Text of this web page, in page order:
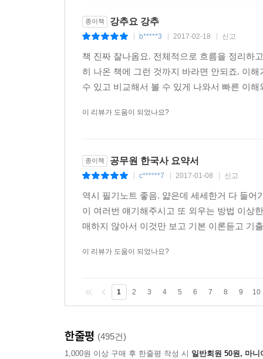
종이책 강추요 강추
b*****3 2017-02-18 신고
책 진짜 잘나옴요. 전체적으로 흐름을 정리하
히 나온 책에 그런 것까지 바라면 안되죠. 이
수 있고 비교해서 볼 수 있게 나와서 빠른 이
이 리뷰가 도움이 되었나요?
종이책 공무원 한국사 요약서
c******7 2017-01-08 신고
역시 필기노트 좋음. 얇은데 세세한거 다 들
이 여러번 얘기해주시고 또 외우는 방법 이상
매하지 않아서 이것만 보고 기본 이론듣고 기
이 리뷰가 도움이 되었나요?
1 2 3 4 5 6 7 8 9 10
한줄평 (495건)
1,000원 이상 구매 후 한줄평 작성 시 일반회원 50원, 마니